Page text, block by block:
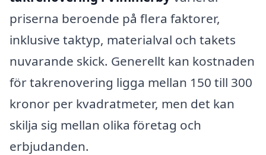
priserna beroende på flera faktorer,
inklusive taktyp, materialval och takets
nuvarande skick. Generellt kan kostnaden
för takrenovering ligga mellan 150 till 300
kronor per kvadratmeter, men det kan
skilja sig mellan olika företag och
erbjudanden.